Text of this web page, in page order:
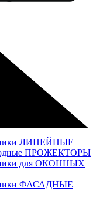
ЛИНЕЙНЫЕ
ПРОЖЕКТОРЫ
для ОКОННЫХ
ФАСАДНЫЕ